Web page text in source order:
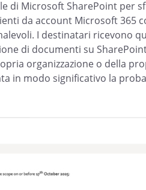
di Microsoft SharePoint per
da account Microsoft 365
I destinatari ricevono
di documenti su
organizzazione o della
in modo significativo la